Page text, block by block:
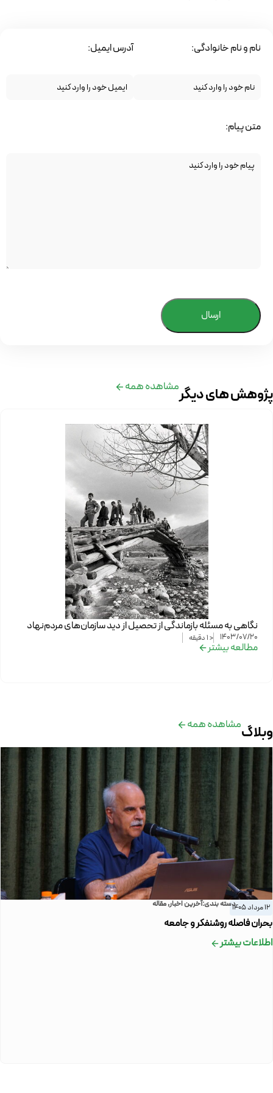
نام و نام خانوادگی: آدرس ایمیل:
متن پیام:
ارسال
پژوهش های دیگرمشاهده همه
نگاهی به مسئله بازماندگی از تحصیل از دید سازمان‌های مردم‌نهاد
1403/07/20
< 1 دقیقه
مطالعه بیشتر
وبلاگمشاهده همه
12 مرداد 1405 دسته بندی:آخرین اخبار,مقاله
بحران فاصله روشنفکر و جامعه
اطلاعات بیشتر